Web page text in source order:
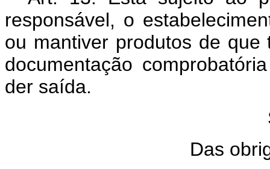
responsável, o
ou mantiver produtos de que
documentação
der saída.
Das